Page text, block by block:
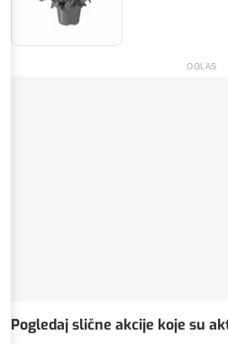
OGLAS
Pogledaj slične akcije koje su